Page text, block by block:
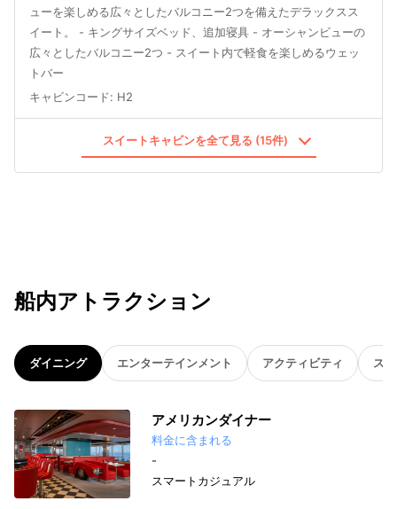
ューを楽しめる広々としたバルコニー2つを備えたデラックスス
イート。 - キングサイズベッド、追加寝具 - オーシャンビューの
広々としたバルコニー2つ - スイート内で軽食を楽しめるウェッ
トバー
キャビンコード: H2
スイートキャビンを全て見る (15件)
船内アトラクション
ダイニング エンターテインメント アクティビティ ス
アメリカンダイナー
料金に含まれる
-
スマートカジュアル